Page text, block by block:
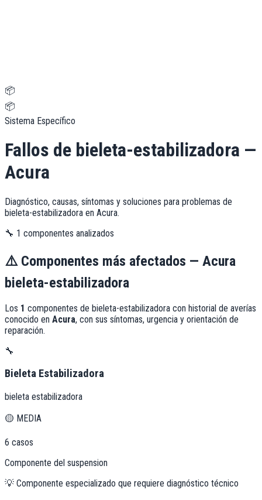
📦
📦
Sistema Específico
Fallos de bieleta-estabilizadora —
Acura
Diagnóstico, causas, síntomas y soluciones para problemas de
bieleta-estabilizadora en Acura.
🔧 1 componentes analizados
⚠️Componentes más afectados — Acura
bieleta-estabilizadora
Los 1 componentes de bieleta-estabilizadora con historial de averías
conocido en Acura, con sus síntomas, urgencia y orientación de
reparación.
🔧
Bieleta Estabilizadora
bieleta estabilizadora
🟡 MEDIA
6 casos
Componente del suspension
💡 Componente especializado que requiere diagnóstico técnico